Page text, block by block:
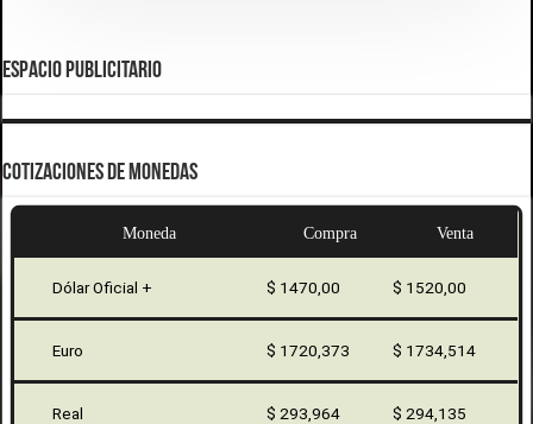
ESPACIO PUBLICITARIO
COTIZACIONES DE MONEDAS
Moneda Compra Venta
Dólar Oficial + $ 1470,00 $ 1520,00
Euro $ 1720,373 $ 1734,514
Real $ 293,964 $ 294,135